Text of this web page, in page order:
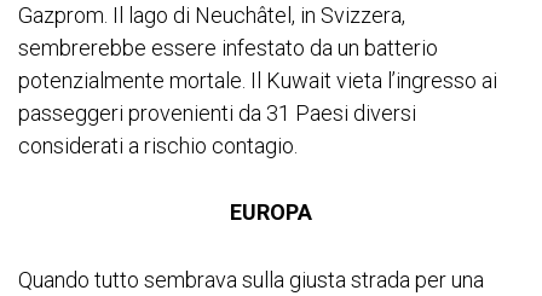
Gazprom. Il lago di Neuchâtel, in Svizzera,
sembrerebbe essere infestato da un batterio
potenzialmente mortale. Il Kuwait vieta l’ingresso ai
passeggeri provenienti da 31 Paesi diversi
considerati a rischio contagio.
EUROPA
Quando tutto sembrava sulla giusta strada per una